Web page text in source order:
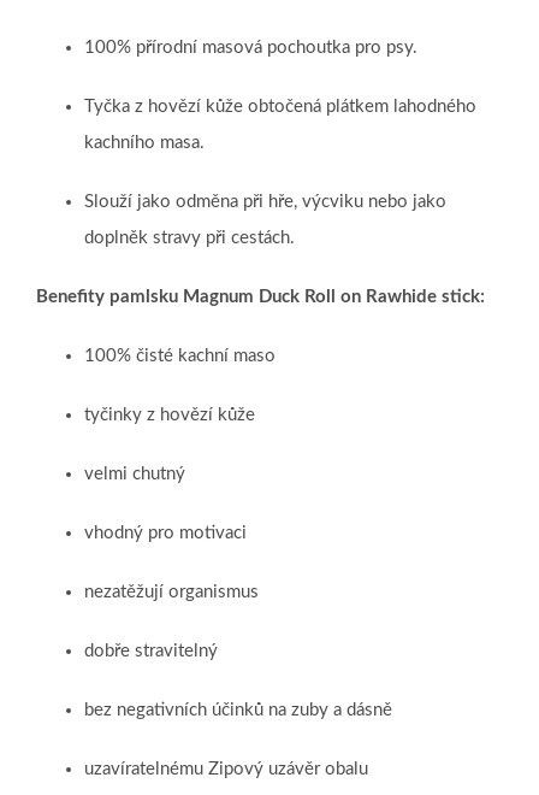
100% přírodní masová pochoutka pro psy.
Tyčka z hovězí kůže obtočená plátkem lahodného
kachního masa.
Slouží jako odměna při hře, výcviku nebo jako
doplněk stravy při cestách.
Benefity pamlsku Magnum Duck Roll on Rawhide stick:
100% čisté kachní maso
tyčinky z hovězí kůže
velmi chutný
vhodný pro motivaci
nezatěžují organismus
dobře stravitelný
bez negativních účinků na zuby a dásně
uzavíratelnému Zipový uzávěr obalu